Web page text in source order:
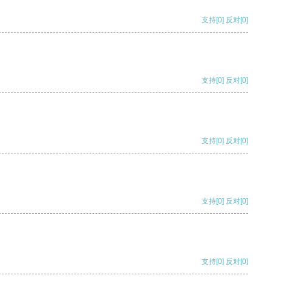
支持[0] 反对[0]
支持[0] 反对[0]
支持[0] 反对[0]
支持[0] 反对[0]
支持[0] 反对[0]